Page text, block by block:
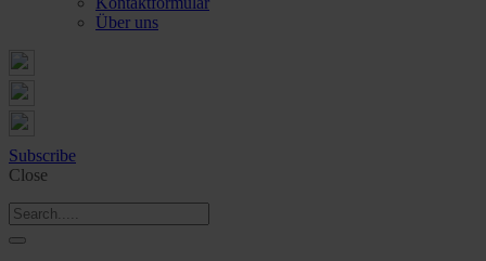
Über uns
Subscribe
Close